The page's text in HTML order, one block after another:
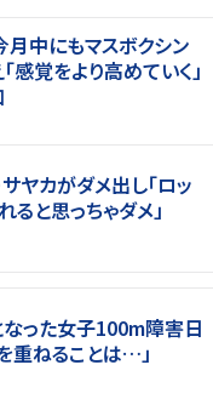
月中にもマスボクシン
覚をより高めていく」
サヤカがダメ出し「ロッ
と思っちゃダメ」
なった女子100m障害日
重ねることは…」